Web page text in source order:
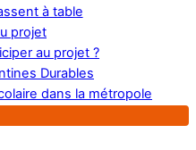
à table
projet
au projet ?
Durables
dans la métropole